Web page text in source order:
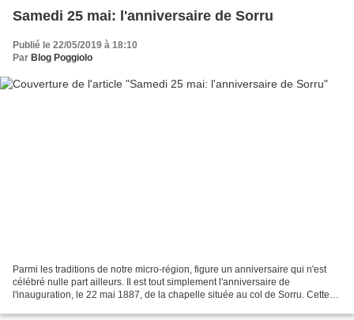
Samedi 25 mai: l'anniversaire de Sorru
Publié le 22/05/2019 à 18:10
Par Blog Poggiolo
Parmi les traditions de notre micro-région, figure un anniversaire qui n'est
célébré nulle part ailleurs. Il est tout simplement l'anniversaire de
l'inauguration, le 22 mai 1887, de la chapelle située au col de Sorru. Cette